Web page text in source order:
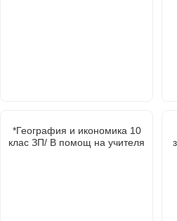
*География и икономика 10
клас ЗП/ В помощ на учителя